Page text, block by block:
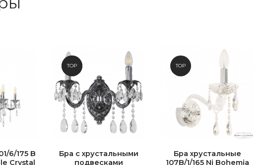
6/175 B
Crystal
NEW
TOP
Бра с хрустальными
подвесками
TOP
Бра хрустальные
107B/1/165 Ni Bohemia